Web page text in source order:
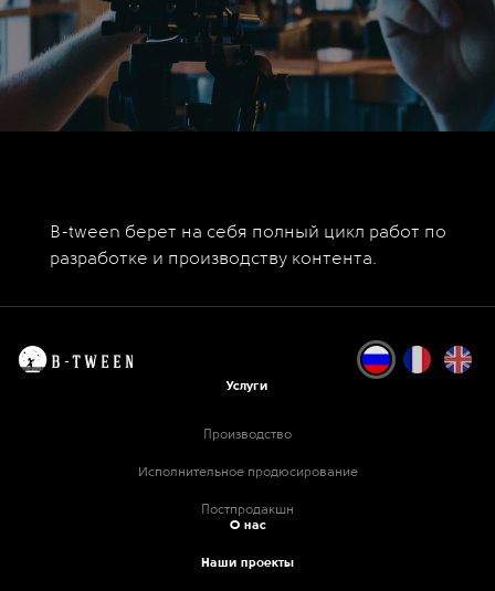
B-tween берет на себя полный цикл работ по
разработке и производству контента.
Услуги
Производство
Исполнительное продюсирование
Постпродакшн
О нас
Наши проекты